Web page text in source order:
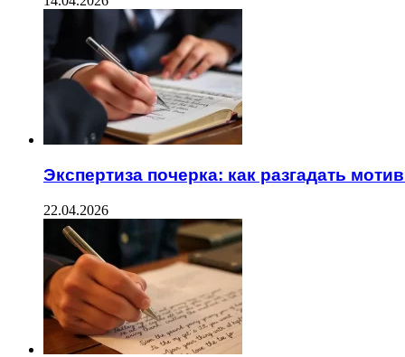
Экспертиза почерка: как разгадать
22.04.2026